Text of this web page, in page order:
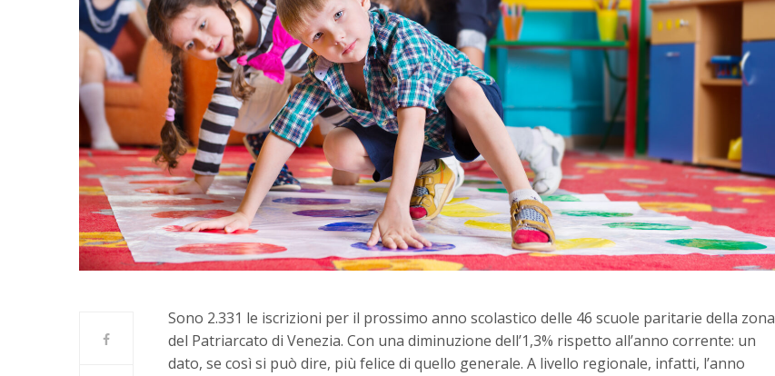
Sono 2.331 le iscrizioni per il prossimo anno scolastico delle 46 scuole paritarie della zona
del Patriarcato di Venezia. Con una diminuzione dell’1,3% rispetto all’anno corrente: un
dato, se così si può dire, più felice di quello generale. A livello regionale, infatti, l’anno